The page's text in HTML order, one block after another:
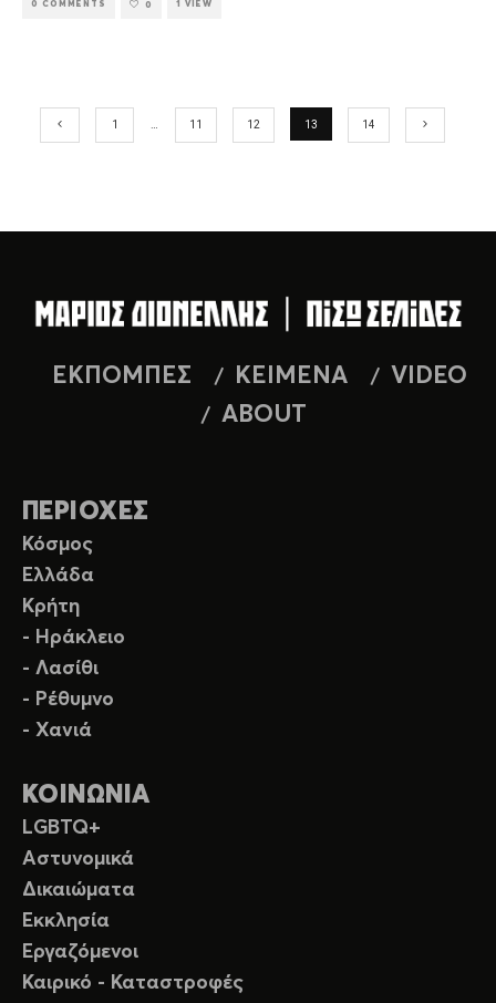
0 COMMENTS 0 1 VIEW
1 11 12 13 14
ΕΚΠΟΜΠΕΣ ΚΕΙΜΕΝΑ
VIDEO
ABOUT
ΠΕΡΙΟΧΕΣ
Κόσμος
Ελλάδα
Κρήτη
- Ηράκλειο
- Λασίθι
- Ρέθυμνο
- Χανιά
ΚΟΙΝΩΝΙΑ
LGBTQ+
Αστυνομικά
Δικαιώματα
Εκκλησία
Εργαζόμενοι
Καιρικό - Καταστροφές